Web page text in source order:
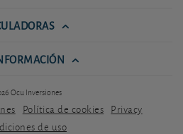
Ocu Inversiones
Política de cookies Privacy
de uso